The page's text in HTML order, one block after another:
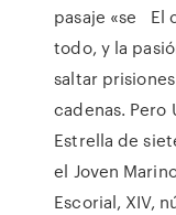
pasaje «se El
todo, y la
saltar
cadenas.
Estrella de
el Joven
Escorial, XIV,